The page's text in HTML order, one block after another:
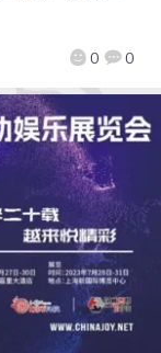
0 0